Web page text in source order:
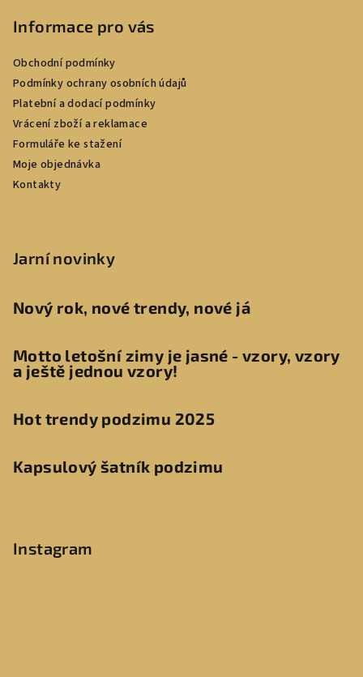
Informace pro vás
Obchodní podmínky
Podmínky ochrany osobních údajů
Platební a dodací podmínky
Vrácení zboží a reklamace
Formuláře ke stažení
Moje objednávka
Kontakty
Jarní novinky
Nový rok, nové trendy, nové já
Motto letošní zimy je jasné - vzory, vzory
a ještě jednou vzory!
Hot trendy podzimu 2025
Kapsulový šatník podzimu
Instagram